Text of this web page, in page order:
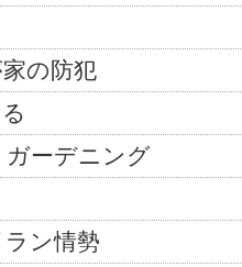
の防犯
ガーデニング
ン情勢